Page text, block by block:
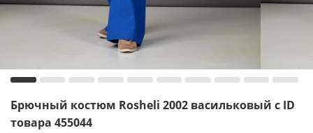
Брючный костюм Rosheli 2002 васильковый с ID
товара 455044